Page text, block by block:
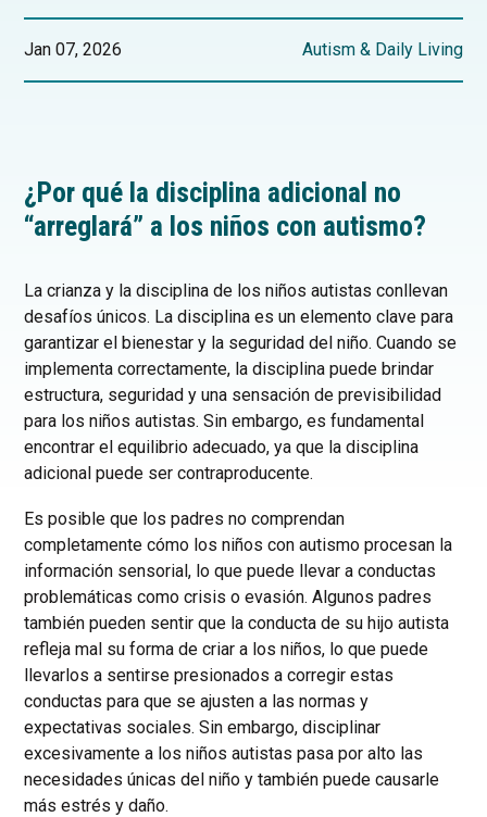
Jan 07, 2026 Autism & Daily Living
¿Por qué la disciplina adicional no
“arreglará” a los niños con autismo?
La crianza y la disciplina de los niños autistas conllevan
desafíos únicos. La disciplina es un elemento clave para
garantizar el bienestar y la seguridad del niño. Cuando se
implementa correctamente, la disciplina puede brindar
estructura, seguridad y una sensación de previsibilidad
para los niños autistas. Sin embargo, es fundamental
encontrar el equilibrio adecuado, ya que la disciplina
adicional puede ser contraproducente.
Es posible que los padres no comprendan
completamente cómo los niños con autismo procesan la
información sensorial, lo que puede llevar a conductas
problemáticas como crisis o evasión. Algunos padres
también pueden sentir que la conducta de su hijo autista
refleja mal su forma de criar a los niños, lo que puede
llevarlos a sentirse presionados a corregir estas
conductas para que se ajusten a las normas y
expectativas sociales. Sin embargo, disciplinar
excesivamente a los niños autistas pasa por alto las
necesidades únicas del niño y también puede causarle
más estrés y daño.